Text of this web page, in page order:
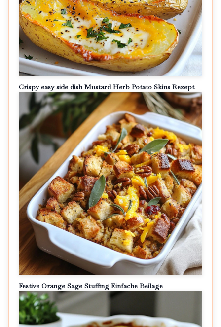
Crispy easy side dish Mustard Herb Potato Skins Rezept
Festive Orange Sage Stuffing Einfache Beilage